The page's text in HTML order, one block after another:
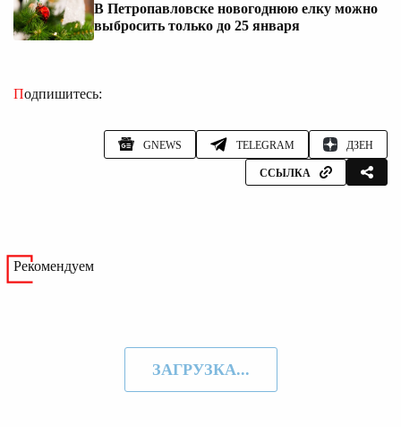
В Петропавловске новогоднюю елку можно
выбросить только до 25 января
Подпишитесь:
GNEWS TELEGRAM ДЗЕН
ССЫЛКА
Рекомендуем
ЗАГРУЗКА...